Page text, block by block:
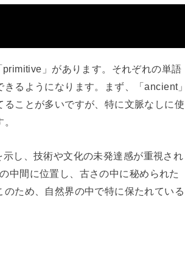
」があります。それぞれの単語
るようになります。まず、「ancient」
ことが多いですが、特に文脈なしに使
し、技術や文化の未発達感が重視され
中間に位置し、古さの中に秘められた
ため、自然界の中で特に保たれている